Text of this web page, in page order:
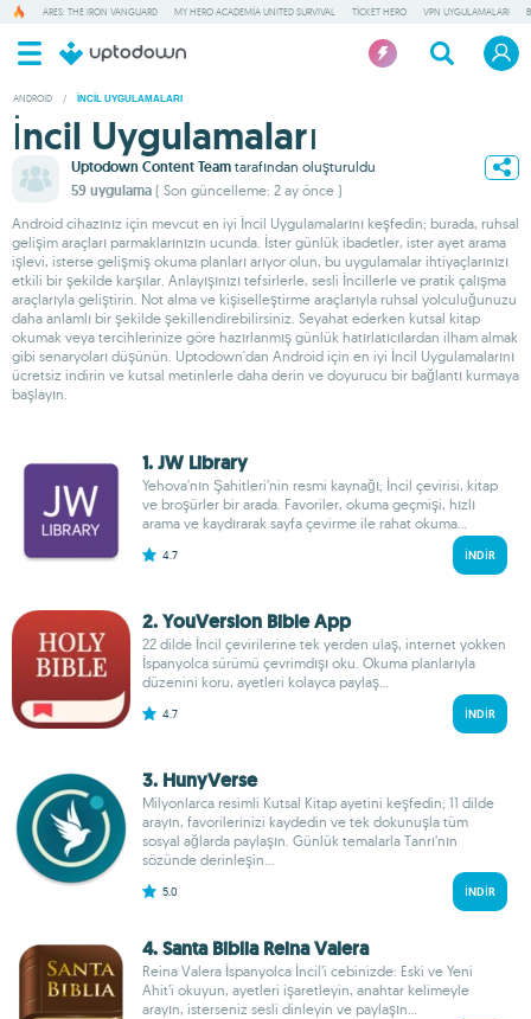
ARES: THE IRON VANGUARD MY HERO ACADEMIA UNITED SURVIVAL TICKET HERO VPN UYGULAMALARI
ANDROID / İNCIL UYGULAMALARI
İncil Uygulamaları
Uptodown Content Team tarafından oluşturuldu
59 uygulama ( Son güncelleme: 2 ay önce )
Android cihazınız için mevcut en iyi İncil Uygulamalarını keşfedin; burada, ruhsal
gelişim araçları parmaklarınızın ucunda. İster günlük ibadetler, ister ayet arama
işlevi, isterse gelişmiş okuma planları arıyor olun, bu uygulamalar ihtiyaçlarınızı
etkili bir şekilde karşılar. Anlayışınızı tefsirlerle, sesli İncillerle ve pratik çalışma
araçlarıyla geliştirin. Not alma ve kişiselleştirme araçlarıyla ruhsal yolculuğunuzu
daha anlamlı bir şekilde şekillendirebilirsiniz. Seyahat ederken kutsal kitap
okumak veya tercihlerinize göre hazırlanmış günlük hatırlatıcılardan ilham almak
gibi senaryoları düşünün. Uptodown'dan Android için en iyi İncil Uygulamalarını
ücretsiz indirin ve kutsal metinlerle daha derin ve doyurucu bir bağlantı kurmaya
başlayın.
1. JW Library
Yehova’nın Şahitleri’nin resmi kaynağı; İncil çevirisi, kitap
ve broşürler bir arada. Favoriler, okuma geçmişi, hızlı
arama ve kaydırarak sayfa çevirme ile rahat okuma...
4.7 İNDIR
2. YouVersion Bible App
22 dilde İncil çevirilerine tek yerden ulaş, internet yokken
İspanyolca sürümü çevrimdışı oku. Okuma planlarıyla
düzenini koru, ayetleri kolayca paylaş...
4.7 İNDIR
3. HunyVerse
Milyonlarca resimli Kutsal Kitap ayetini keşfedin; 11 dilde
arayın, favorilerinizi kaydedin ve tek dokunuşla tüm
sosyal ağlarda paylaşın. Günlük temalarla Tanrı’nın
sözünde derinleşin...
5.0 İNDIR
4. Santa Biblia Reina Valera
Reina Valera İspanyolca İncil’i cebinizde: Eski ve Yeni
Ahit’i okuyun, ayetleri işaretleyin, anahtar kelimeyle
arayın, isterseniz sesli dinleyin ve paylaşın...